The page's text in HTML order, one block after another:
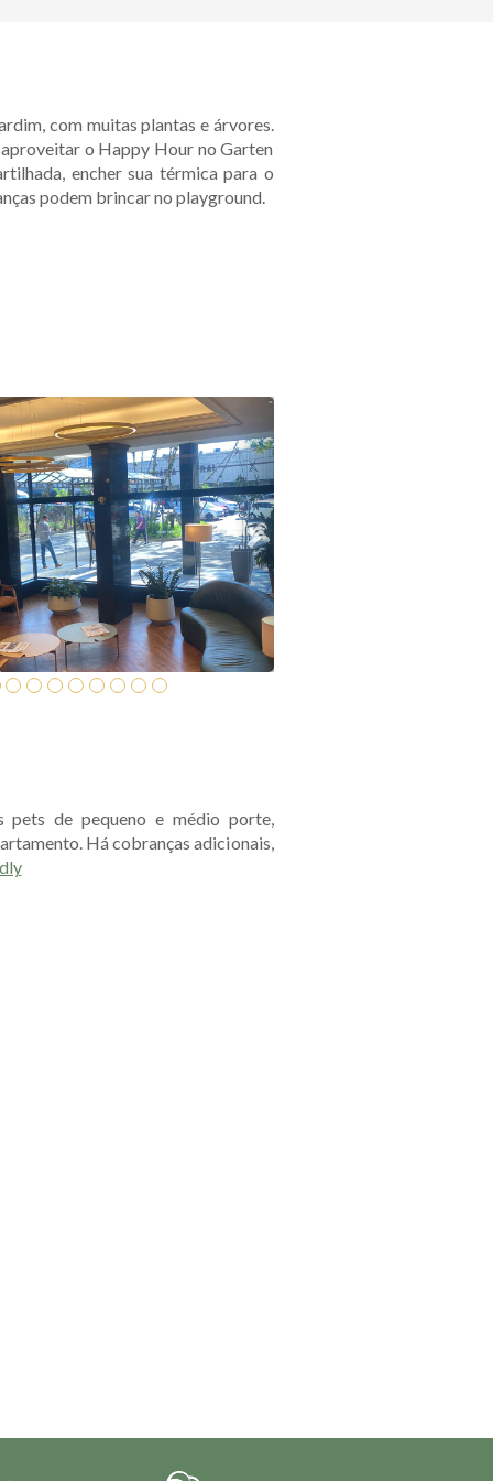
com muitas plantas e árvores.
o Happy Hour no Garten
encher sua térmica para o
podem brincar no playground.
Next
de pequeno e médio porte,
Há cobranças adicionais,